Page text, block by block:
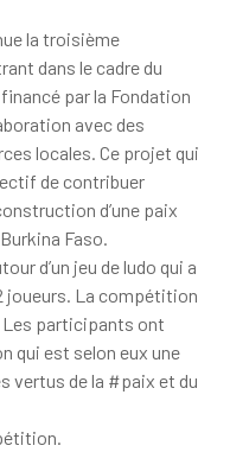
la troisième
dans le cadre du
financé par la Fondation
avec des
locales. Ce projet qui
de contribuer
d’une paix
Faso.
d’un jeu de ludo qui a
joueurs. La compétition
Les participants ont
qui est selon eux une
vertus de la #paix et du